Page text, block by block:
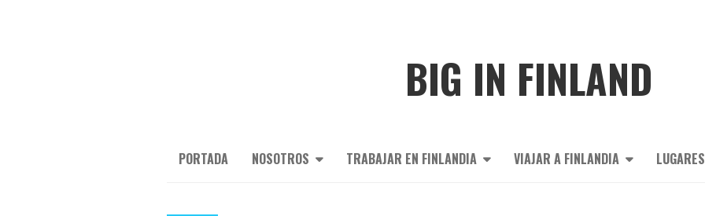
BIG IN FINLAND
PORTADA NOSOTROS TRABAJAR EN FINLANDIA VIAJAR A FINLANDIA LUGARES